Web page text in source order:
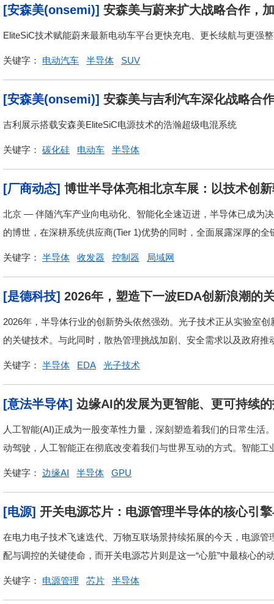
[安森美(onsemi)] 安森美与蔚来扩大战略合作，
EliteSiC技术赋能蔚来最新电动车平台更快充电、更长续航与更强
关键字： 电动汽车 半导体 SUV
[安森美(onsemi)] 安森美与吉利汽车深化战略合
吉利展示搭载安森美EliteSiC电源技术的浩瀚超级电混系统
关键字： 碳化硅 电动车 半导体
[厂商动态] 博世半导体亮相北京车展：以技术创
北京 — 伴随汽车产业向电动化、智能化全速迈进，半导体已成为
的博世，在深耕系统供应商(Tier 1)优势的同时，全面展露深厚的
关键字： 半导体 收发器 控制器 局域网
[是德科技] 2026年，塑造下一波EDA创新浪潮的
2026年，半导体行业的创新势头依然强劲。光子技术正从实验室
的关键技术。与此同时，散热管理挑战加剧、安全需求以及政府
关键字： 半导体 EDA 光子技术
[意法半导体] 边缘AI的发展为更智能、更可持续
人工智能(AI)正成为一股变革性力量，深刻塑造着我们的日常生活
动驾驶，人工智能正在彻底改变着我们与世界互动的方式。智能
关键字： 边缘AI 半导体 GPU
[电源] 开关电源芯片：电源管理半导体的核心引
在电力电子技术飞速迭代、万物互联场景持续拓展的今天，电源
配与调控的关键使命，而开关电源芯片则是这一“心脏”中最核心
关键字： 电源管理 芯片 半导体